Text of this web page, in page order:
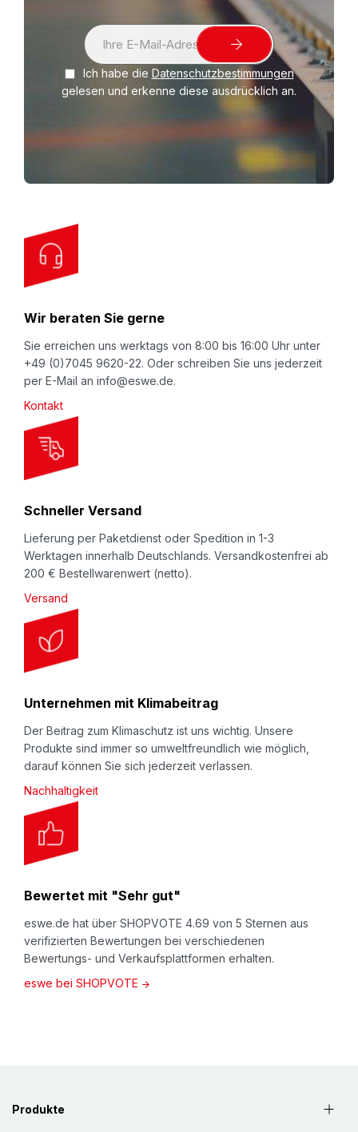
o
O
u
r
e
w
s
e
t
e
r
Ich habe die Datenschutzbestimmungen
gelesen und erkenne diese ausdrücklich an.
Wir beraten Sie gerne
Sie erreichen uns werktags von 8:00 bis 16:00 Uhr unter
+49 (0)7045 9620-22. Oder schreiben Sie uns jederzeit
per E-Mail an info@eswe.de.
Kontakt
Schneller Versand
Lieferung per Paketdienst oder Spedition in 1-3
Werktagen innerhalb Deutschlands. Versandkostenfrei ab
200 € Bestellwarenwert (netto).
Versand
Unternehmen mit Klimabeitrag
Der Beitrag zum Klimaschutz ist uns wichtig. Unsere
Produkte sind immer so umweltfreundlich wie möglich,
darauf können Sie sich jederzeit verlassen.
Nachhaltigkeit
Bewertet mit "Sehr gut"
eswe.de hat über SHOPVOTE 4.69 von 5 Sternen aus
verifizierten Bewertungen bei verschiedenen
Bewertungs- und Verkaufsplattformen erhalten.
eswe bei SHOPVOTE
Produkte